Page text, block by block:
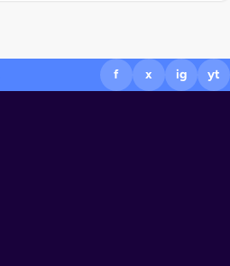
f x ig yt